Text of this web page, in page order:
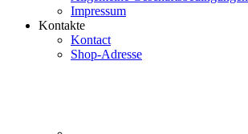
Impressum
Kontakte
Kontact
Shop-Adresse